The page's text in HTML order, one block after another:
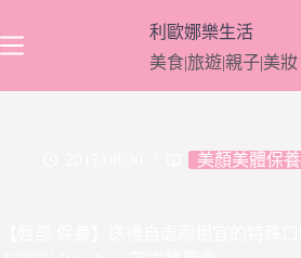
至
要
利歐娜樂生活
美食|旅遊|親子|美妝
美顏美體保養